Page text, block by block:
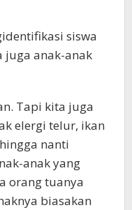
siswa
juga anak-anak
Tapi kita juga
elergi telur, ikan
nanti
anak yang
orang tuanya
biasakan